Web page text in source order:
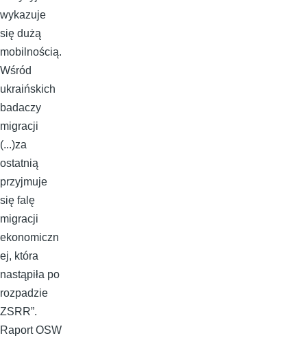
wykazuje
się dużą
mobilnością.
Wśród
ukraińskich
badaczy
migracji
(...)za
ostatnią
przyjmuje
się falę
migracji
ekonomiczn
ej, która
nastąpiła po
rozpadzie
ZSRR”.
Raport OSW